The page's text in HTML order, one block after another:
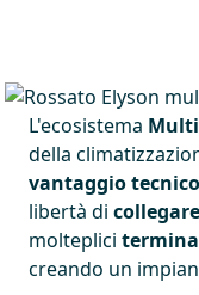
L'ecosistema
della
vantaggio
libertà di collegare
molteplici
creando un